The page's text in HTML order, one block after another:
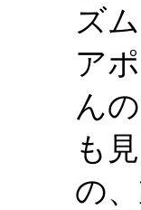
ズ
ア
ん
も
の